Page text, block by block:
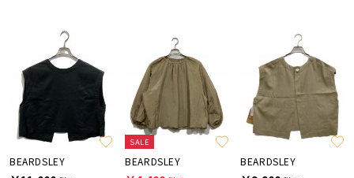
BEARDSLEY
SALE
BEARDSLEY BEARDSLEY